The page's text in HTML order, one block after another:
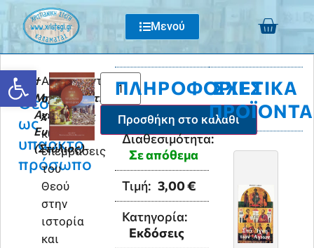
Μενού
Ο
Θεός
ως
υπαρκτό
πρόσωπο
†
Μητροπολίτης
Αχελώου
Ευθύμιος
(Στύλιος)
Αναφέρονται
οι
ενέργειες
και
επεμβάσεις
του
Θεού
στην
ιστορία
και
Προσθήκη στο καλάθι
ΠΛΗΡΟΦΟΡΊΕΣ
Διαθεσιμότητα:
Σε απόθεμα
Τιμή: 3,00€
Κατηγορία:
Εκδόσεις
ΣΧΕΤΙΚΆ
ΠΡΟΪΌΝΤΑ
Ανοίξτε τη γραμμή εργαλείων